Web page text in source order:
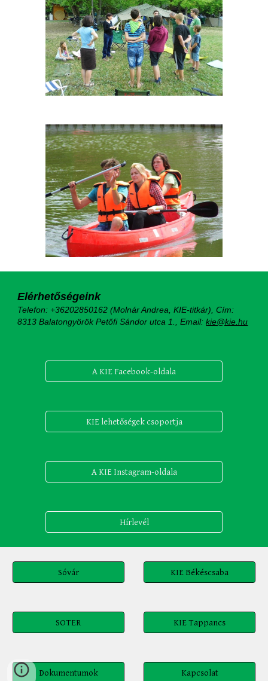
Elérhetőségeink
Telefon: +36202850162 (Molnár Andrea, KIE-titkár), Cím:
8313 Balatongyörök Petőfi Sándor utca 1.,Email:kie@kie.hu
A KIE Facebook-oldala
KIE lehetőségek csoportja
A KIE Instagram-oldala
Hírlevél
Sóvár KIE Békéscsaba
SOTER KIE Tappancs
Dokumentumok Kapcsolat